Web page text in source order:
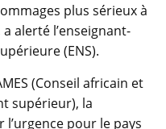
plus sérieux à
alerté l’enseignant-
(ENS).
(Conseil africain et
supérieur), la
pour le pays